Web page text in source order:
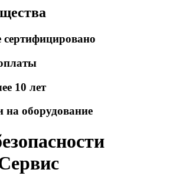
сертифицировано
10 лет
на оборудование